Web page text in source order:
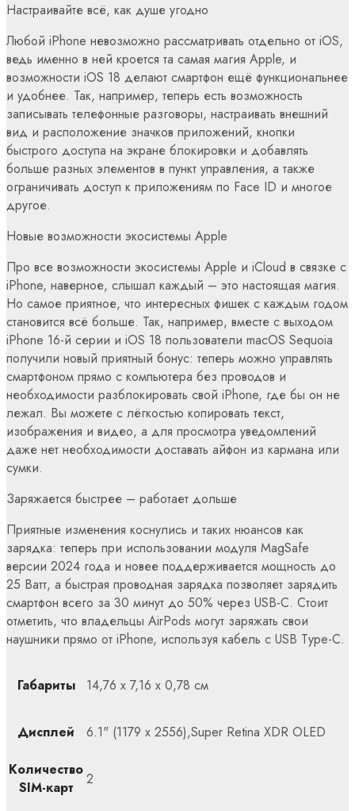
Настраивайте всё, как душе угодно
Любой iPhone невозможно рассматривать отдельно от iOS,
ведь именно в ней кроется та самая магия Apple, и
возможности iOS 18 делают смартфон ещё функциональнее
и удобнее. Так, например, теперь есть возможность
записывать телефонные разговоры, настраивать внешний
вид и расположение значков приложений, кнопки
быстрого доступа на экране блокировки и добавлять
больше разных элементов в пункт управления, а также
ограничивать доступ к приложениям по Face ID и многое
другое.
Новые возможности экосистемы Apple
Про все возможности экосистемы Apple и iCloud в связке с
iPhone, наверное, слышал каждый – это настоящая магия.
Но самое приятное, что интересных фишек с каждым годом
становится всё больше. Так, например, вместе с выходом
iPhone 16-й серии и iOS 18 пользователи macOS Sequoia
получили новый приятный бонус: теперь можно управлять
смартфоном прямо с компьютера без проводов и
необходимости разблокировать свой iPhone, где бы он не
лежал. Вы можете с лёгкостью копировать текст,
изображения и видео, а для просмотра уведомлений
даже нет необходимости доставать айфон из кармана или
сумки.
Заряжается быстрее – работает дольше
Приятные изменения коснулись и таких нюансов как
зарядка: теперь при использовании модуля MagSafe
версии 2024 года и новее поддерживается мощность до
25 Ватт, а быстрая проводная зарядка позволяет зарядить
смартфон всего за 30 минут до 50% через USB-C. Стоит
отметить, что владельцы AirPods могут заряжать свои
наушники прямо от iPhone, используя кабель с USB Type-C.
Габариты 14,76 x 7,16 x 0,78 см
Дисплей 6.1" (1179 x 2556),Super Retina XDR OLED
Количество
SIM-карт
2